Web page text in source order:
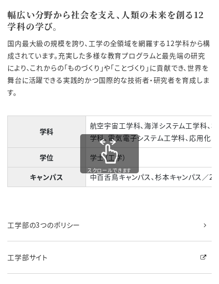
幅広い分野から社会を支え、人類の未来を創る12
学科の学び。
国内最大級の規模を誇り、工学の全領域を網羅する12学科から構
成されています。充実した多様な教育プログラムと最先端の研究
により、これからの「ものづくり」や「ことづくり」に貢献でき、世界を
舞台に活躍できる実践的かつ国際的な技術者・研究者を育成しま
す。
学科
航空宇宙工学科、海洋システム工学科、
学科、電気電子システム工学科、応用化
学位
学士（工学）
キャンパス
中百舌鳥キャンパス、杉本キャンパス
スクロールできます
工学部の3つのポリシー
工学部サイト